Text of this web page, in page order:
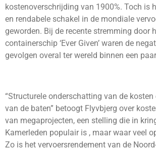
kostenoverschrijding van 1900%. Toch is
en rendabele schakel in de mondiale
geworden. Bij de recente stremming door
containerschip ‘Ever Given’ waren de
gevolgen overal ter wereld binnen een
“Structurele onderschatting van de
van de baten” betoogt Flyvbjerg over
van megaprojecten, een stelling die in
Kamerleden populair is , maar waar veel
Zo is het vervoersrendement van de